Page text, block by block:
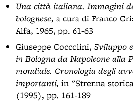
Una città italiana. Immagini
bolognese, a cura di Franco
Alfa, 1965, pp. 61-63
Giuseppe Coccolini, Sviluppo
in Bologna da Napoleone alla
mondiale. Cronologia degli
importanti, in "Strenna
(1995), pp. 161-189